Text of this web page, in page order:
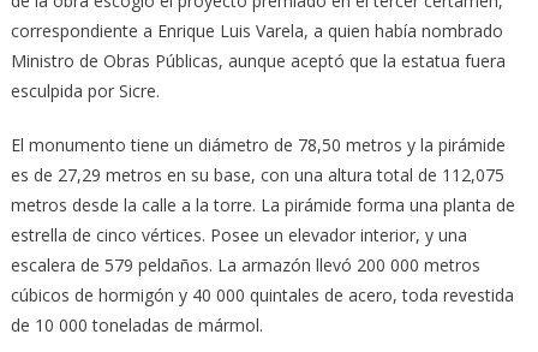
correspondiente a Enrique Luis Varela, a quien había nombrado
Ministro de Obras Públicas, aunque aceptó que la estatua fuera
esculpida por Sicre.
El monumento tiene un diámetro de 78,50 metros y la pirámide
es de 27,29 metros en su base, con una altura total de 112,075
metros desde la calle a la torre. La pirámide forma una planta de
estrella de cinco vértices. Posee un elevador interior, y una
escalera de 579 peldaños. La armazón llevó 200 000 metros
cúbicos de hormigón y 40 000 quintales de acero, toda revestida
de 10 000 toneladas de mármol.